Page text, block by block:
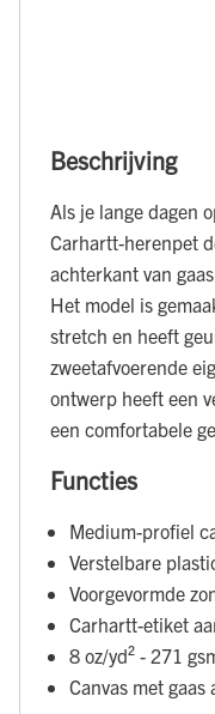
Beschrijving
Als je lange dagen
Carhartt-herenpet
achterkant van
Het model is
stretch en heeft
zweetafvoerende
ontwerp heeft een
een comfortabele
Functies
Medium-profiel
Verstelbare
Voorgevormde
Carhartt-etiket
8 oz/yd² - 271
Canvas met